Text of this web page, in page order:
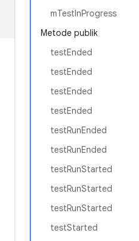
mTestInProgress
Metode publik
testEnded
testEnded
testEnded
testEnded
testRunEnded
testRunEnded
testRunStarted
testRunStarted
testRunStarted
testStarted